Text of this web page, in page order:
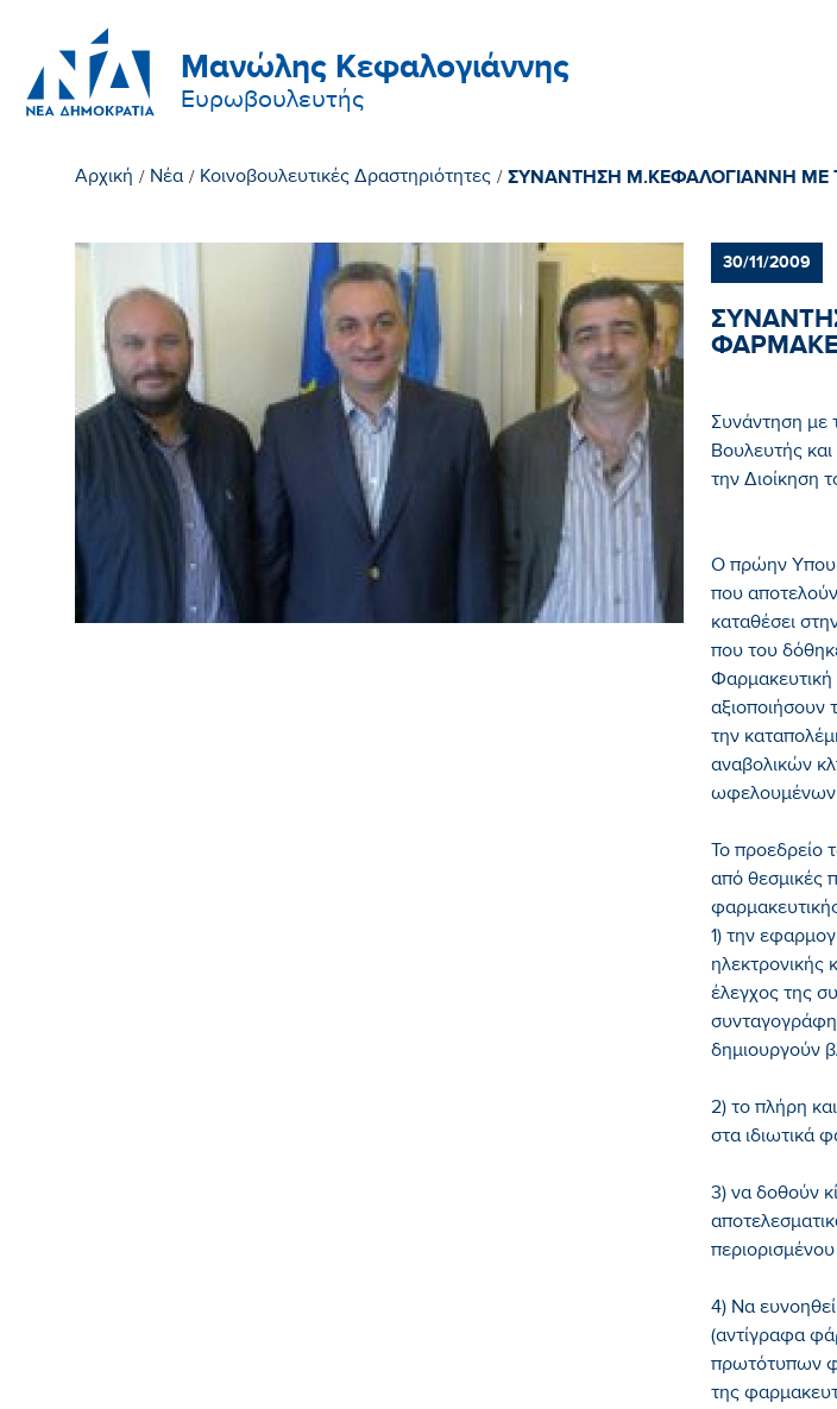
Μανώλης Κεφαλογιάννης
Ευρωβουλευτής
Αρχική / Νέα / Κοινοβουλευτικές Δραστηριότητες / ΣΥΝΑΝΤΗΣΗ Μ.ΚΕΦΑΛΟΓΙΑΝΝΗ ΜΕ
30/11/2009
Συνάντηση με
Βουλευτής
την Διοίκηση
Ο πρώην
που
καταθέσει
που του
αξιοποιήσουν
την
αναβολικών
ωφελουμένων
Το προεδρείο
από θεσμικές
1) την
έλεγχος της
δημιουργούν
2) το πλήρη
στα ιδιωτικά
3) να δοθούν
4) Να
(αντίγραφα
πρωτότυπων
της